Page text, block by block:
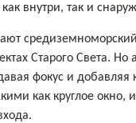
как внутри, так и
Старого Света.
фокус и добавляя
как круглое окно,